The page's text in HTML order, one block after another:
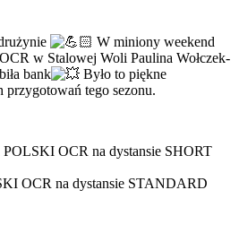
W miniony weekend
w Stalowej Woli Paulina Wołczek-
bank
Było to piękne
tego sezonu.
OCR na dystansie SHORT
OCR na dystansie STANDARD